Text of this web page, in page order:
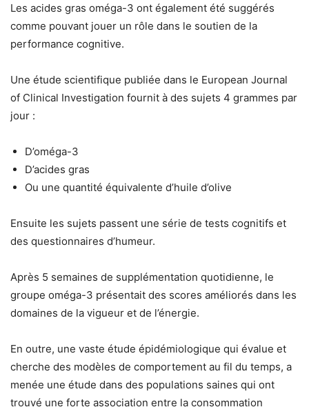
Les acides gras oméga-3 ont également été suggérés
comme pouvant jouer un rôle dans le soutien de la
performance cognitive.
Une étude scientifique publiée dans le European Journal
of Clinical Investigation fournit à des sujets 4 grammes par
jour :
D’oméga-3
D’acides gras
Ou une quantité équivalente d’huile d’olive
Ensuite les sujets passent une série de tests cognitifs et
des questionnaires d’humeur.
Après 5 semaines de supplémentation quotidienne, le
groupe oméga-3 présentait des scores améliorés dans les
domaines de la vigueur et de l’énergie.
En outre, une vaste étude épidémiologique qui évalue et
cherche des modèles de comportement au fil du temps, a
menée une étude dans des populations saines qui ont
trouvé une forte association entre la consommation